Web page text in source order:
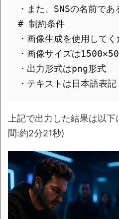
・また、SNSの名前で
# 制約条件
・画像生成を使用して
・画像サイズは
・出力形式はpng形式
上記で出力した結果は以
間:約2分21秒)